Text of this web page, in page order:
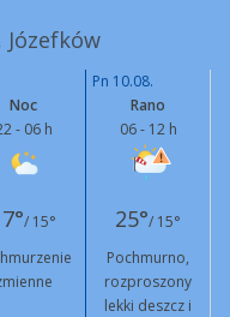
Pn 10.08.
Noc
- 06 h
Rano
06 - 12 h
/ 15° 25°/ 15°
Pochmurno,
rozproszony
lekki deszcz i